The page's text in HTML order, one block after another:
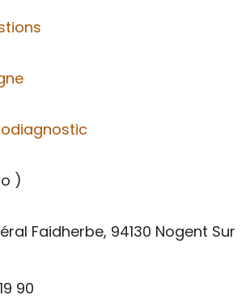
)
Faidherbe, 94130 Nogent Sur
90